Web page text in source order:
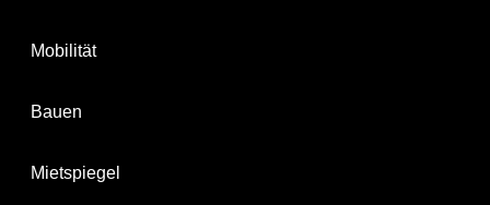
Mobilität
Bauen
Mietspiegel